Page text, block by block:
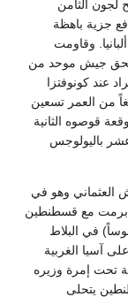
لجون الثامن
جزية باهظة
وقاومت
جيش موحد من
عند كونوفتزا
من العمر تسعين
ووقعة قوصوه الثانية
عشر باليولوجس
العثماني وهو في
أبرمت مع قسطنطين
في البلاط
آسيا الغربية
تحت إمرة وزيره
يتحلى